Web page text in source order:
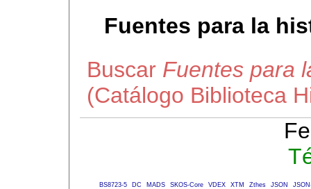
Fuentes para la
Buscar Fuentes para
(Catálogo Biblioteca
BS8723-5 DC MADS SKOS-Core VDEX XTM Zthes JSON